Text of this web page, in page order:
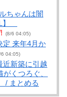
ちゃんは闇
】
(8/6 04:05)
定 来年4月か
6 04:05)
近新築に引越
くつろぐ、
/ まとめる